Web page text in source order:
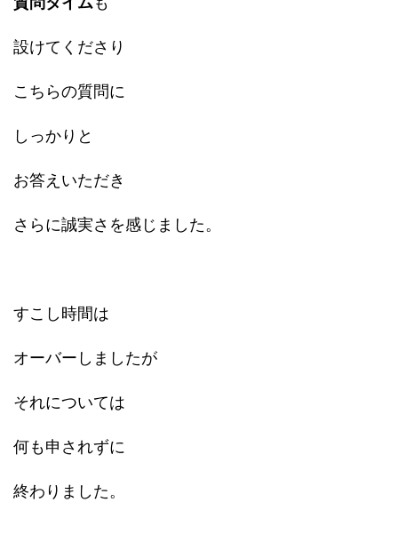
設けてくださり
こちらの質問に
しっかりと
お答えいただき
さらに誠実さを感じました。
すこし時間は
オーバーしましたが
それについては
何も申されずに
終わりました。